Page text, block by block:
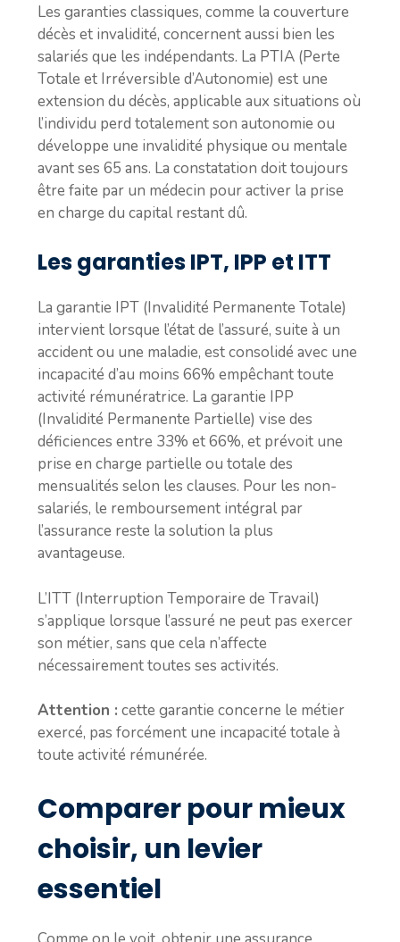
Les garanties classiques, comme la couverture
décès et invalidité, concernent aussi bien les
salariés que les indépendants. La PTIA (Perte
Totale et Irréversible d’Autonomie) est une
extension du décès, applicable aux situations où
l’individu perd totalement son autonomie ou
développe une invalidité physique ou mentale
avant ses 65 ans. La constatation doit toujours
être faite par un médecin pour activer la prise
en charge du capital restant dû.
Les garanties IPT, IPP et ITT
La garantie IPT (Invalidité Permanente Totale)
intervient lorsque l’état de l’assuré, suite à un
accident ou une maladie, est consolidé avec une
incapacité d’au moins 66% empêchant toute
activité rémunératrice. La garantie IPP
(Invalidité Permanente Partielle) vise des
déficiences entre 33% et 66%, et prévoit une
prise en charge partielle ou totale des
mensualités selon les clauses. Pour les non-
salariés, le remboursement intégral par
l’assurance reste la solution la plus
avantageuse.
L’ITT (Interruption Temporaire de Travail)
s’applique lorsque l’assuré ne peut pas exercer
son métier, sans que cela n’affecte
nécessairement toutes ses activités.
Attention : cette garantie concerne le métier
exercé, pas forcément une incapacité totale à
toute activité rémunérée.
Comparer pour mieux
choisir, un levier
essentiel